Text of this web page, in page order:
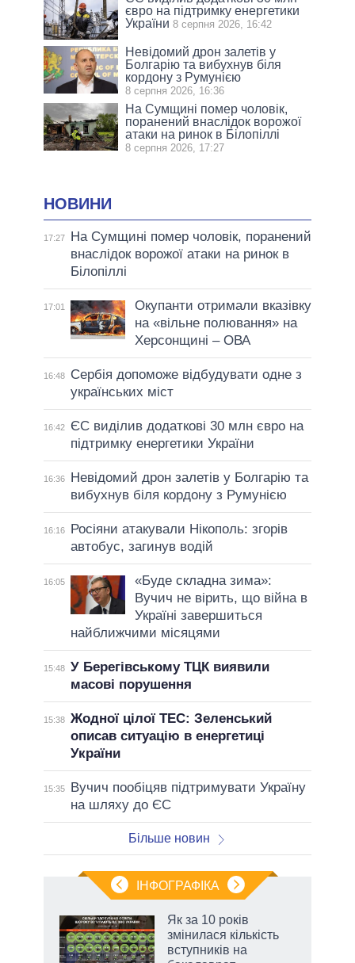
євро на підтримку енергетики
України 8 серпня 2026, 16:42
Невідомий дрон залетів у
Болгарію та вибухнув біля
кордону з Румунією
8 серпня 2026, 16:36
На Сумщині помер чоловік,
поранений внаслідок ворожої
атаки на ринок в Білопіллі
8 серпня 2026, 17:27
НОВИНИ
17:27
На Сумщині помер чоловік, поранений
внаслідок ворожої атаки на ринок в
Білопіллі
17:01
Окупанти отримали вказівку
на «вільне полювання» на
Херсонщині – ОВА
16:48
Сербія допоможе відбудувати одне з
українських міст
16:42
ЄС виділив додаткові 30 млн євро на
підтримку енергетики України
16:36
Невідомий дрон залетів у Болгарію та
вибухнув біля кордону з Румунією
16:16
Росіяни атакували Нікополь: згорів
автобус, загинув водій
16:05
«Буде складна зима»:
Вучич не вірить, що війна в
Україні завершиться
найближчими місяцями
15:48 У Берегівському ТЦК виявили
масові порушення
15:38 Жодної цілої ТЕС: Зеленський
описав ситуацію в енергетиці
України
15:35
Вучич пообіцяв підтримувати Україну
на шляху до ЄС
Більше новин
ІНФОГРАФІКА
Як за 10 років
змінилася кількість
вступників на